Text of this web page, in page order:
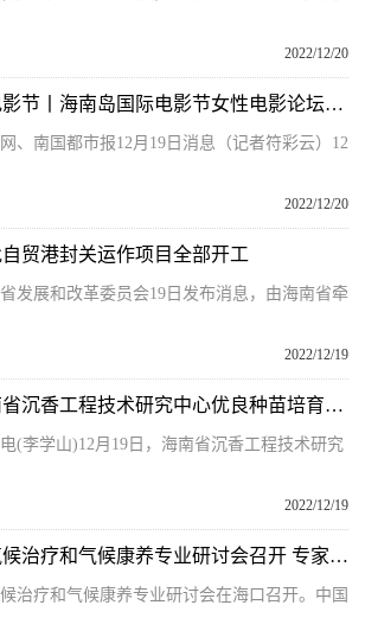
2022/12/20
环球头条：关注电影节丨海南岛国际电影节女性电影论坛：聚焦“她题材”“她时代”“她力量”
、南国都市报12月19日消息（记者符彩云）12
2022/12/20
贸港封关运作项目全部开工
发展和改革委员会19日发布消息，由海南省牵
2022/12/19
全球观热点：海南省沉香工程技术研究中心优良种苗培育基地揭牌
(李学山)12月19日，海南省沉香工程技术研究
2022/12/19
椰视频｜海南省气候治疗和气候康养专业研讨会召开 专家积极献言献策
治疗和气候康养专业研讨会在海口召开。中国